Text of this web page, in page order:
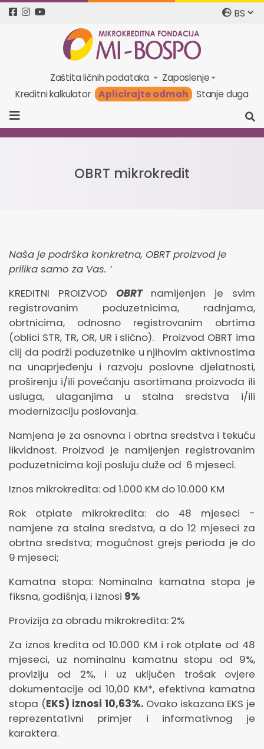
Zaštita ličnih podataka
Zaposlenje
Kreditni kalkulator
Aplicirajte odmah Stanje duga
OBRT mikrokredit
Naša je podrška konkretna, OBRT proizvod je
prilika samo za Vas. ’
KREDITNI PROIZVOD OBRTnamijenjen je svim
registrovanim poduzetnicima, radnjama,
obrtnicima, odnosno registrovanim obrtima
(oblici STR, TR, OR, UR i slično). Proizvod OBRT ima
cilj da podrži poduzetnike u njihovim aktivnostima
na unaprjeđenju i razvoju poslovne djelatnosti,
proširenju i/ili povećanju asortimana proizvoda ili
usluga, ulaganjima u stalna sredstva i/ili
modernizaciju poslovanja.
Namjena je za osnovna i obrtna sredstva i tekuću
likvidnost. Proizvod je namijenjen registrovanim
poduzetnicima koji posluju duže od 6 mjeseci.
Iznos mikrokredita: od 1.000 KM do 10.000 KM
Rok otplate mikrokredita: do 48 mjeseci -
namjene za stalna sredstva, a do 12 mjeseci za
obrtna sredstva; mogućnost grejs perioda je do
9 mjeseci;
Kamatna stopa: Nominalna kamatna stopa je
fiksna, godišnja, i iznosi 9%
Provizija za obradu mikrokredita: 2%
Za iznos kredita od 10.000 KM i rok otplate od 48
mjeseci, uz nominalnu kamatnu stopu od 9%,
proviziju od 2%, i uz uključen trošak ovjere
dokumentacije od 10,00 KM*, efektivna kamatna
stopa (EKS) iznosi 10,63%. Ovako iskazana EKS je
reprezentativni primjer i informativnog je
karaktera.